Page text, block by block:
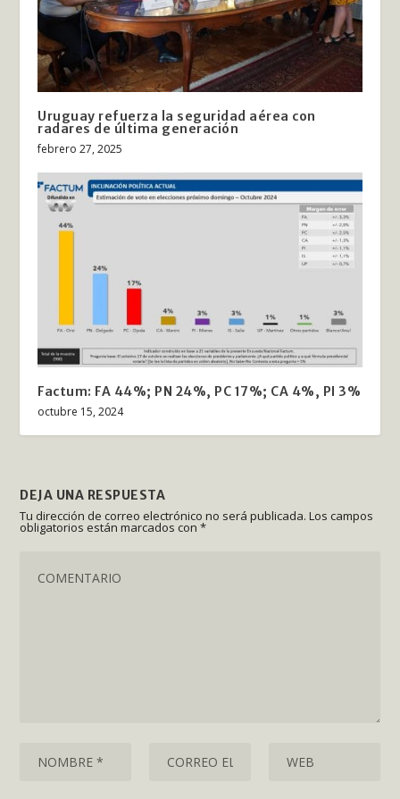
Uruguay refuerza la seguridad aérea con
radares de última generación
febrero 27, 2025
Factum: FA 44%; PN 24%, PC 17%; CA 4%, PI 3%
octubre 15, 2024
DEJA UNA RESPUESTA
Tu dirección de correo electrónico no será publicada. Los campos
obligatorios están marcados con*